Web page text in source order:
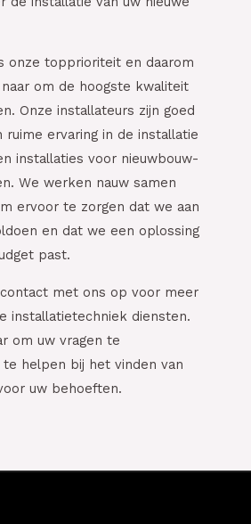
onze topprioriteit en daarom
om de hoogste kwaliteit
Onze installateurs zijn goed
ervaring in de installatie
installaties voor nieuwbouw-
We werken nauw samen
ervoor te zorgen dat we aan
en dat we een oplossing
past.
contact met ons op voor meer
installatietechniek diensten.
om uw vragen te
helpen bij het vinden van
uw behoeften.